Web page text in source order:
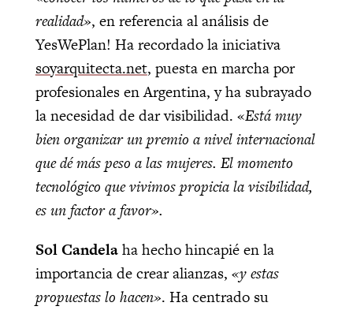
realidad», en referencia al análisis de
YesWePlan! Ha recordado la iniciativa
soyarquitecta.net, puesta en marcha por
profesionales en Argentina, y ha subrayado
la necesidad de dar visibilidad. «Está muy
bien organizar un premio a nivel internacional
que dé más peso a las mujeres. El momento
tecnológico que vivimos propicia la visibilidad,
es un factor a favor».
Sol Candelaha hecho hincapié en la
importancia de crear alianzas, «y estas
propuestas lo hacen». Ha centrado su